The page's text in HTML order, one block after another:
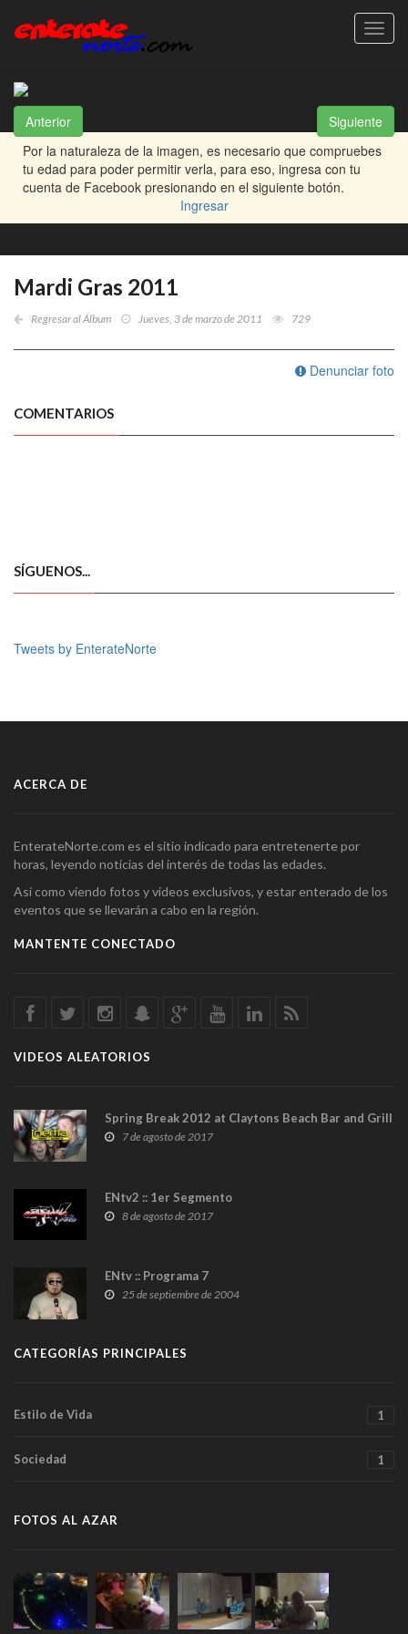
Anterior
Siguiente
Por la naturaleza de la imagen, es necesario que compruebes
tu edad para poder permitir verla, para eso, ingresa con tu
cuenta de Facebook presionando en el siguiente botón.
Ingresar
Mardi Gras 2011
Regresar al Álbum Jueves, 3 de marzo de 2011 729
Denunciar foto
COMENTARIOS
SÍGUENOS...
Tweets by EnterateNorte
ACERCA DE
EnterateNorte.com es el sitio indicado para entretenerte por
horas, leyendo noticias del interés de todas las edades.
Así como viendo fotos y videos exclusivos, y estar enterado de los
eventos que se llevarán a cabo en la región.
MANTENTE CONECTADO
VIDEOS ALEATORIOS
Spring Break 2012 at Claytons Beach Bar and Grill
7 de agosto de 2017
ENtv2 :: 1er Segmento
8 de agosto de 2017
ENtv :: Programa 7
25 de septiembre de 2004
CATEGORÍAS PRINCIPALES
Estilo de Vida 1
Sociedad 1
FOTOS AL AZAR